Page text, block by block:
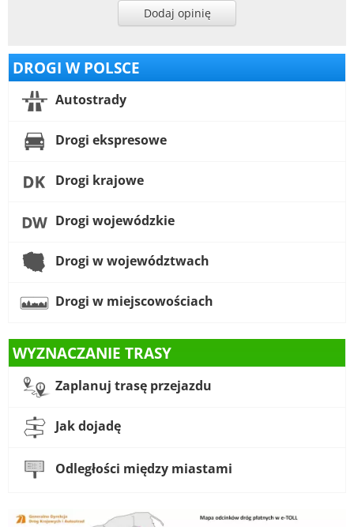
Dodaj opinię
DROGI W POLSCE
Autostrady
Drogi ekspresowe
Drogi krajowe
Drogi wojewódzkie
Drogi w województwach
Drogi w miejscowościach
WYZNACZANIE TRASY
Zaplanuj trasę przejazdu
Jak dojadę
Odległości między miastami